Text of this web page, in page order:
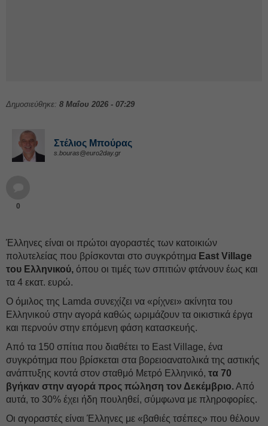
Δημοσιεύθηκε: 8 Μαΐου 2026 - 07:29
Στέλιος Μπούρας
s.bouras@euro2day.gr
0
Έλληνες είναι οι πρώτοι αγοραστές των κατοικιών
πολυτελείας που βρίσκονται στο συγκρότημα East Village
του Ελληνικού, όπου οι τιμές των σπιτιών φτάνουν έως και
τα 4 εκατ. ευρώ.
Ο όμιλος της Lamda συνεχίζει να «ρίχνει» ακίνητα του
Ελληνικού στην αγορά καθώς ωριμάζουν τα οικιστικά έργα
και περνούν στην επόμενη φάση κατασκευής.
Από τα 150 σπίτια που διαθέτει το East Village, ένα
συγκρότημα που βρίσκεται στα βορειοανατολικά της αστικής
ανάπτυξης κοντά στον σταθμό Μετρό Ελληνικό, τα 70
βγήκαν στην αγορά προς πώληση τον Δεκέμβριο.Από
αυτά, το 30% έχει ήδη πουληθεί, σύμφωνα με πληροφορίες.
Οι αγοραστές είναι Έλληνες με «βαθιές τσέπες» που θέλουν